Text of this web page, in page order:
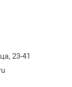
15:00, в
Москва,
корпус 1,
23-41